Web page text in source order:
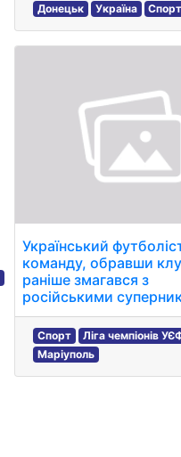
Донецьк Україна Спорт
Український
команду, обравши
раніше змагався з
російськими
Спорт
Ліга чемпіонів
Маріуполь